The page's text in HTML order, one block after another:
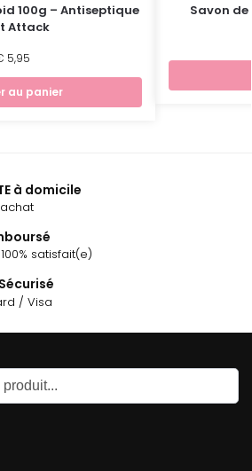
100g – Antiseptique
Attack
5,95
au panier
Savon
à domicile
satisfait(e)
/ Visa